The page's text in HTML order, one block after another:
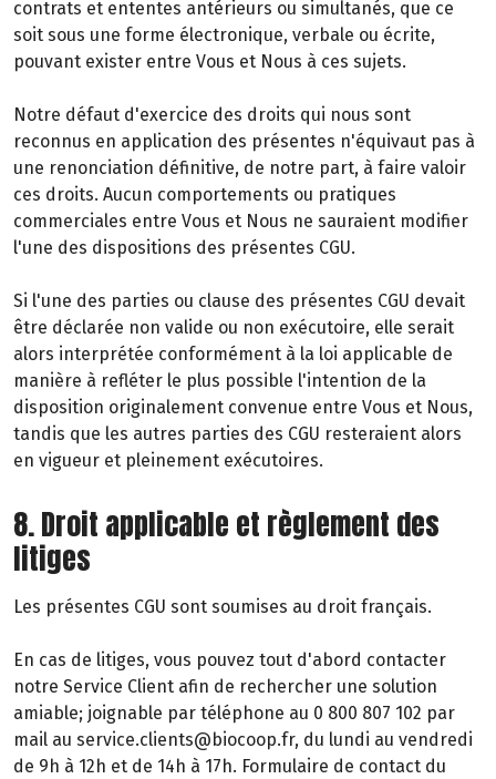
contrats et ententes antérieurs ou simultanés, que ce
soit sous une forme électronique, verbale ou écrite,
pouvant exister entre Vous et Nous à ces sujets.
Notre défaut d'exercice des droits qui nous sont
reconnus en application des présentes n'équivaut pas à
une renonciation définitive, de notre part, à faire valoir
ces droits. Aucun comportements ou pratiques
commerciales entre Vous et Nous ne sauraient modifier
l'une des dispositions des présentes CGU.
Si l'une des parties ou clause des présentes CGU devait
être déclarée non valide ou non exécutoire, elle serait
alors interprétée conformément à la loi applicable de
manière à refléter le plus possible l'intention de la
disposition originalement convenue entre Vous et Nous,
tandis que les autres parties des CGU resteraient alors
en vigueur et pleinement exécutoires.
8. Droit applicable et règlement des
litiges
Les présentes CGU sont soumises au droit français.
En cas de litiges, vous pouvez tout d'abord contacter
notre Service Client afin de rechercher une solution
amiable; joignable par téléphone au 0 800 807 102 par
mail au service.clients@biocoop.fr, du lundi au vendredi
de 9h à 12h et de 14h à 17h. Formulaire de contact du